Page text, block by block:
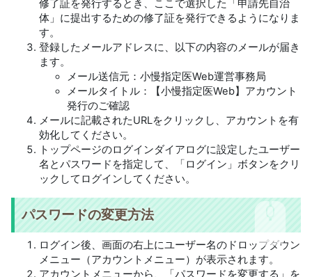
修了証を発行するとき、ここで選択した「申請先自治
体」に提出するための修了証を発行できるようになりま
す。
登録したメールアドレスに、以下の内容のメールが届き
ます。
メール送信元：小慢指定医Web運営事務局
メールタイトル：【小慢指定医Web】アカウント
発行のご確認
メールに記載されたURLをクリックし、アカウントを有
効化してください。
トップページのログインダイアログに設定したユーザー
名とパスワードを指定して、「ログイン」ボタンをクリ
ックしてログインしてください。
パスワードの変更方法
ログイン後、画面の右上にユーザー名のドロップダウン
メニュー（アカウントメニュー）が表示されます。
アカウントメニューから、「パスワードを変更する」を